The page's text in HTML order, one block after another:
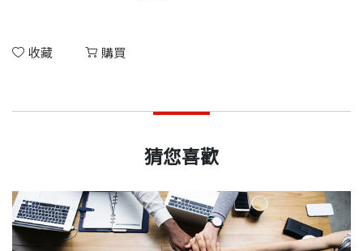
收藏 購買
猜您喜歡